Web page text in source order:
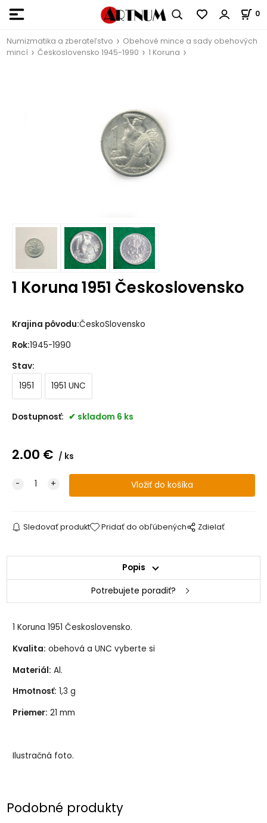
0
Numizmatika a zberateľstvo
Obehové mince a sady obehových
mincí
Československo 1945-1990 1 Koruna
1 Koruna 1951 Československo
Krajina pôvodu:ČeskoSlovensko
Rok:1945-1990
Stav:
1951
1951 UNC
Dostupnosť: skladom 6 ks
2.00 € ks
Sledovať produkt Pridať do obľúbených Zdielať
Popis
Potrebujete poradiť?
1 Koruna 1951 Československo.
Kvalita: obehová a UNC vyberte si
Materiál: Al.
Hmotnosť: 1,3 g
Priemer: 21 mm
Ilustračná foto.
Podobné produkty